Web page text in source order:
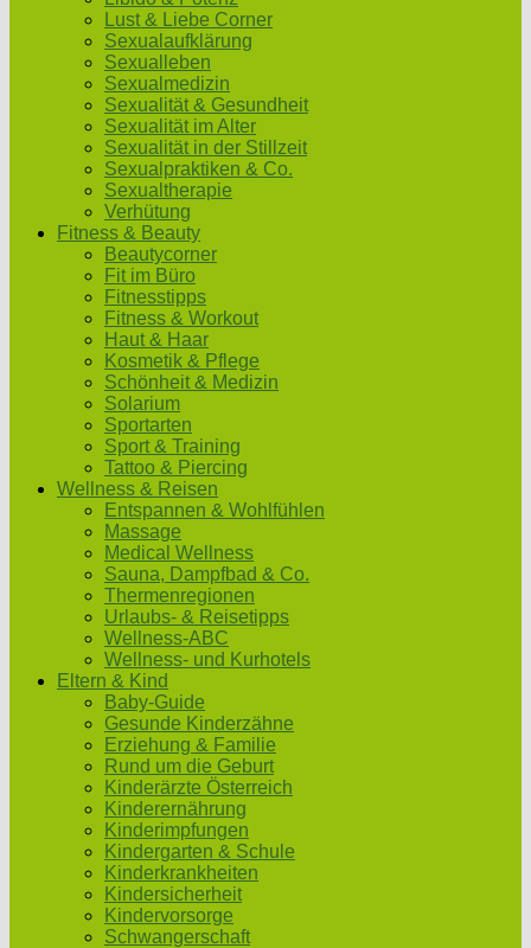
Lust & Liebe Corner
Sexualaufklärung
Sexualleben
Sexualmedizin
Sexualität & Gesundheit
Sexualität im Alter
Sexualität in der Stillzeit
Sexualpraktiken & Co.
Sexualtherapie
Verhütung
Fitness & Beauty
Beautycorner
Fit im Büro
Fitnesstipps
Fitness & Workout
Haut & Haar
Kosmetik & Pflege
Schönheit & Medizin
Solarium
Sportarten
Sport & Training
Tattoo & Piercing
Wellness & Reisen
Entspannen & Wohlfühlen
Massage
Medical Wellness
Sauna, Dampfbad & Co.
Thermenregionen
Urlaubs- & Reisetipps
Wellness-ABC
Wellness- und Kurhotels
Eltern & Kind
Baby-Guide
Gesunde Kinderzähne
Erziehung & Familie
Rund um die Geburt
Kinderärzte Österreich
Kinderernährung
Kinderimpfungen
Kindergarten & Schule
Kinderkrankheiten
Kindersicherheit
Kindervorsorge
Schwangerschaft